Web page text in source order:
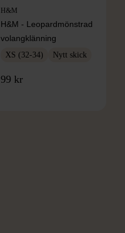
H&M
H&M - Leopardmönstrad
volangklänning
XS (32-34) Nytt skick
99 kr